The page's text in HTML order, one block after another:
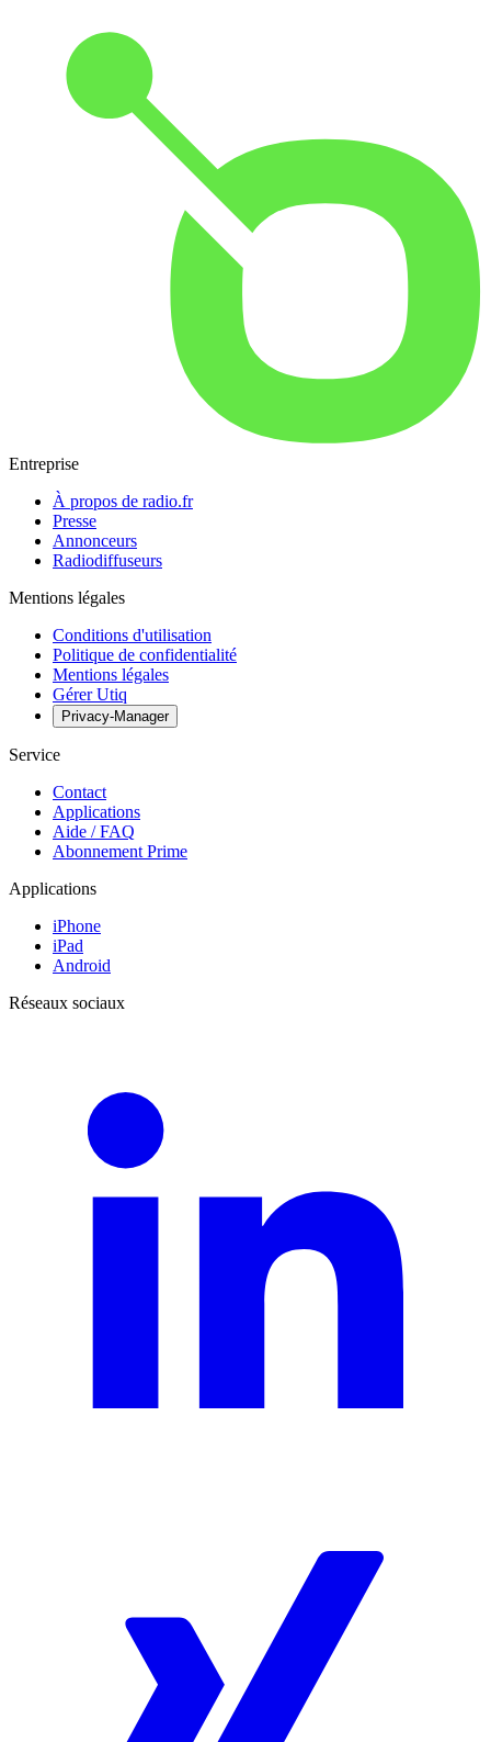
Entreprise
À propos de radio.fr
Presse
Annonceurs
Radiodiffuseurs
Mentions légales
Conditions d'utilisation
Politique de confidentialité
Mentions légales
Gérer Utiq
Privacy-Manager
Service
Contact
Applications
Aide / FAQ
Abonnement Prime
Applications
iPhone
iPad
Android
Réseaux sociaux